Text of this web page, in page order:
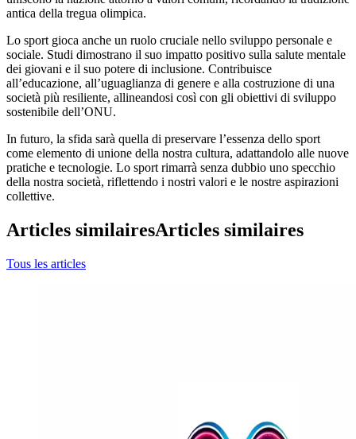
antica della tregua olimpica.
Lo sport gioca anche un ruolo cruciale nello sviluppo personale e
sociale. Studi dimostrano il suo impatto positivo sulla salute mentale
dei giovani e il suo potere di inclusione. Contribuisce
all’educazione, all’uguaglianza di genere e alla costruzione di una
società più resiliente, allineandosi così con gli obiettivi di sviluppo
sostenibile dell’ONU.
In futuro, la sfida sarà quella di preservare l’essenza dello sport
come elemento di unione della nostra cultura, adattandolo alle nuove
pratiche e tecnologie. Lo sport rimarrà senza dubbio uno specchio
della nostra società, riflettendo i nostri valori e le nostre aspirazioni
collettive.
Articles similairesArticles similaires
Tous les articles